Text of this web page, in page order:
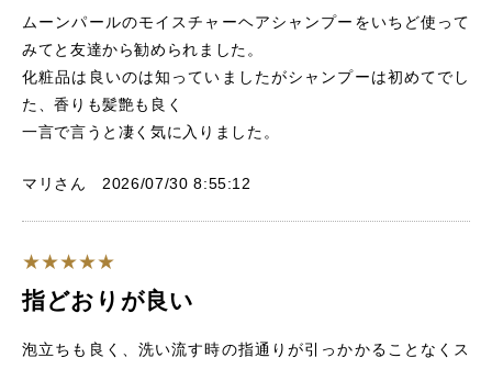
ムーンパールのモイスチャーヘアシャンプーをいちど使って
みてと友達から勧められました。
化粧品は良いのは知っていましたがシャンプーは初めてでし
た、香りも髪艶も良く
一言で言うと凄く気に入りました。
マリさん 2026/07/30 8:55:12
指どおりが良い
泡立ちも良く、洗い流す時の指通りが引っかかることなくス